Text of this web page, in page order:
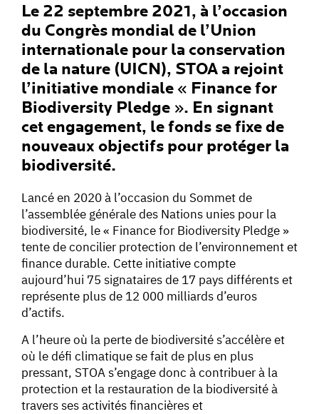
Le 22 septembre 2021, à l’occasion
du Congrès mondial de l’Union
internationale pour la conservation
de la nature (UICN), STOA a rejoint
l’initiative mondiale « Finance for
Biodiversity Pledge ». En signant
cet engagement, le fonds se fixe de
nouveaux objectifs pour protéger la
biodiversité.
Lancé en 2020 à l’occasion du Sommet de
l’assemblée générale des Nations unies pour la
biodiversité, le « Finance for Biodiversity Pledge »
tente de concilier protection de l’environnement et
finance durable. Cette initiative compte
aujourd’hui 75 signataires de 17 pays différents et
représente plus de 12 000 milliards d’euros
d’actifs.
A l’heure où la perte de biodiversité s’accélère et
où le défi climatique se fait de plus en plus
pressant, STOA s’engage donc à contribuer à la
protection et la restauration de la biodiversité à
travers ses activités financières et